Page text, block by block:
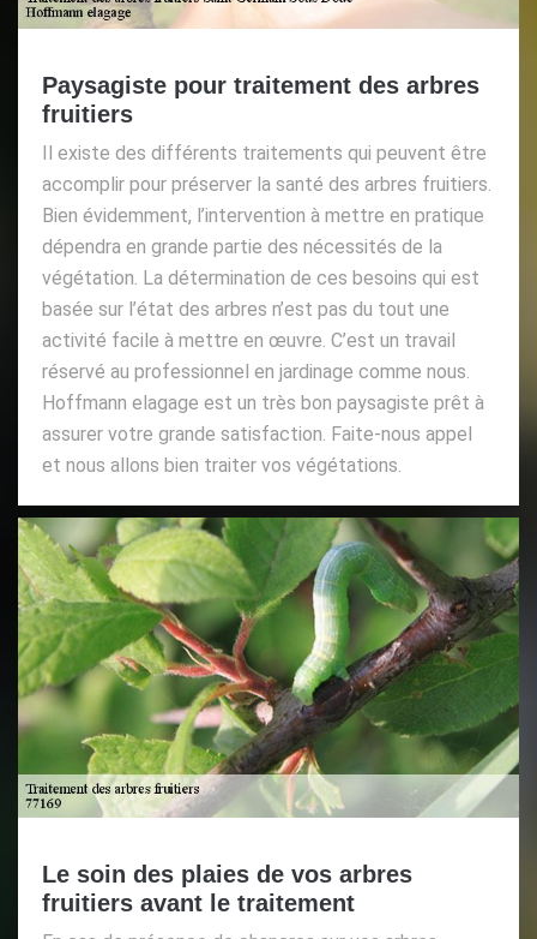
Paysagiste pour traitement des arbres
fruitiers
Il existe des différents traitements qui peuvent être
accomplir pour préserver la santé des arbres fruitiers.
Bien évidemment, l’intervention à mettre en pratique
dépendra en grande partie des nécessités de la
végétation. La détermination de ces besoins qui est
basée sur l’état des arbres n’est pas du tout une
activité facile à mettre en œuvre. C’est un travail
réservé au professionnel en jardinage comme nous.
Hoffmann elagage est un très bon paysagiste prêt à
assurer votre grande satisfaction. Faite-nous appel
et nous allons bien traiter vos végétations.
Le soin des plaies de vos arbres
fruitiers avant le traitement